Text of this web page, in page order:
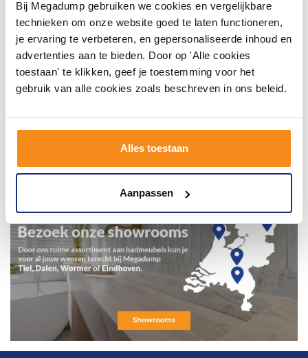
Bij Megadump gebruiken we cookies en vergelijkbare
technieken om onze website goed te laten functioneren,
je ervaring te verbeteren, en gepersonaliseerde inhoud en
advertenties aan te bieden. Door op 'Alle cookies
toestaan' te klikken, geef je toestemming voor het
gebruik van alle cookies zoals beschreven in ons beleid.
Alles toestaan
Aanpassen